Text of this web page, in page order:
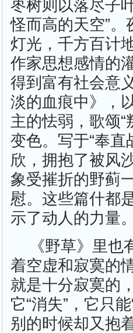
枣树则以落尽子
怪而高的天空”
灯光，千方百计
作家思想感情的
得到富有社会意
淡的血痕中》，
主的怯弱，歌颂
变色。写于“奉
欣，拥抱了被风
象受摧折的野蓟
慰。这些篇什都
示了动人的力量。
《野草》里
着空虚和寂寞的
就是十分寂寞的
它“消失”，它只
别的时候却又抱